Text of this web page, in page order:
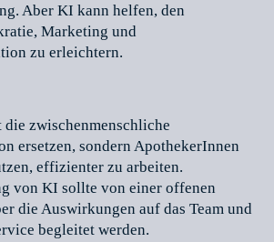
Aber KI kann helfen, den
Marketing und
zu erleichtern.
zwischenmenschliche
ersetzen, sondern ApothekerInnen
effizienter zu arbeiten.
von KI sollte von einer offenen
die Auswirkungen auf das Team und
begleitet werden.